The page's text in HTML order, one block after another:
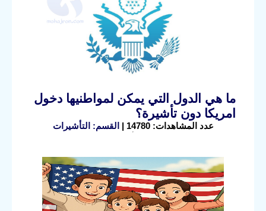
ما هي الدول التي يمكن لمواطنيها دخول
امريكا دون تأشيرة؟
عدد المشاهدات: 14780 | القسم: التأشيرات